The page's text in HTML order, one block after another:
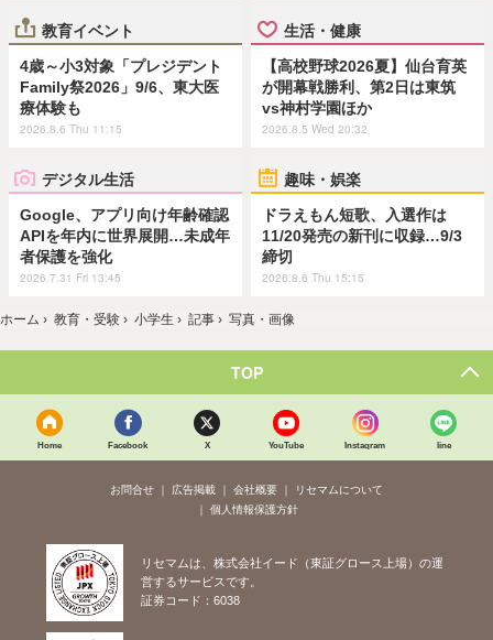
教育イベント
4歳～小3対象「プレジデント
Family祭2026」9/6、東大医
療体験も
2026.8.6 Thu 11:15
生活・健康
【高校野球2026夏】仙台育英
が開幕戦勝利、第2日は東筑
vs神村学園ほか
2026.8.5 Wed 20:32
デジタル生活
Google、アプリ向け年齢確認
APIを年内に世界展開…未成年
者保護を強化
2026.7.31 Fri 13:45
趣味・娯楽
ドラえもん短歌、入選作は
11/20発売の新刊に収録…9/3
締切
2026.8.6 Thu 15:15
ホーム › 教育・受験 › 小学生 › 記事 › 写真・画像
TOP
Home Facebook X YouTube Instagram line
お問合せ 広告掲載 会社概要
リセマムについて
個人情報保護方針
リセマムは、株式会社イード（東証グロース上場）の運
営するサービスです。
証券コード：6038